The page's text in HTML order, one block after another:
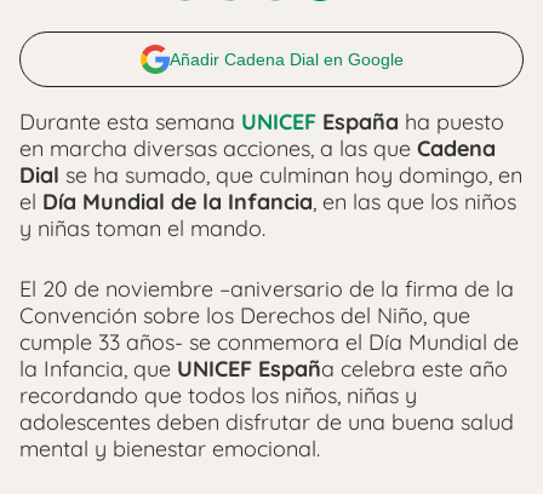
Añadir Cadena Dial en Google
Durante esta semana UNICEF España ha puesto
en marcha diversas acciones, a las que Cadena
Dial se ha sumado, que culminan hoy domingo, en
el Día Mundial de la Infancia, en las que los niños
y niñas toman el mando.
El 20 de noviembre –aniversario de la firma de la
Convención sobre los Derechos del Niño, que
cumple 33 años- se conmemora el Día Mundial de
la Infancia, que UNICEF España celebra este año
recordando que todos los niños, niñas y
adolescentes deben disfrutar de una buena salud
mental y bienestar emocional.